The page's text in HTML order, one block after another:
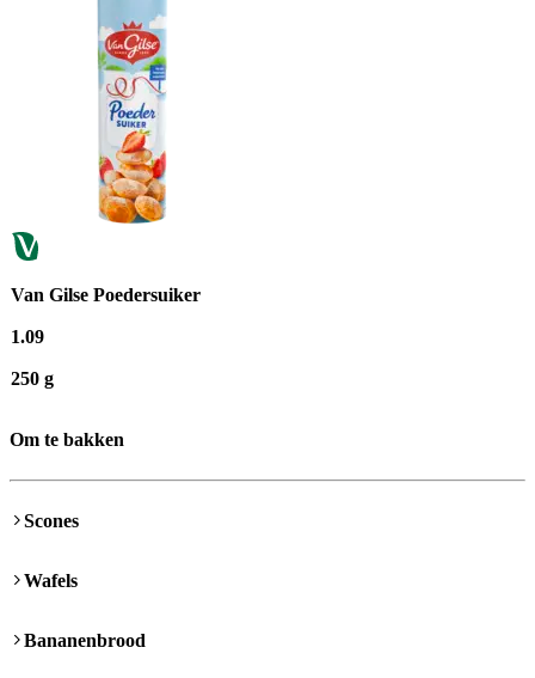
Van Gilse Poedersuiker
1.09
250 g
Om te bakken
Scones
Wafels
Bananenbrood